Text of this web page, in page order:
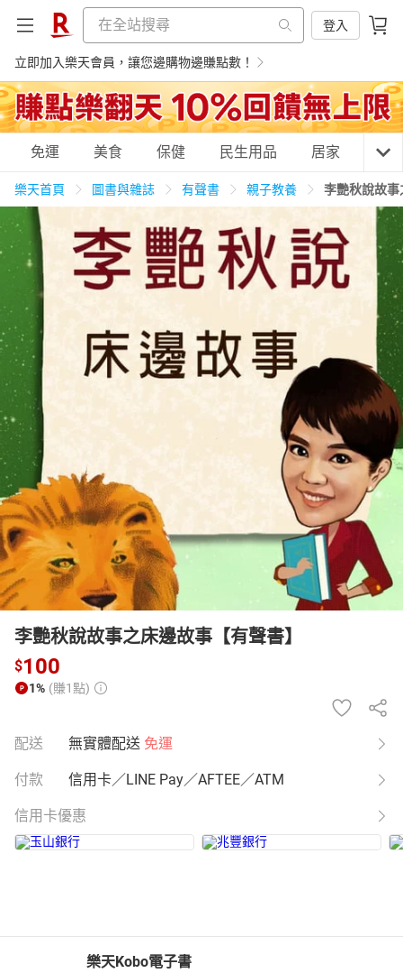
登入
立即加入樂天會員，讓您邊購物邊賺點數！
購物網分類
天天免運 美食蛋糕 養生保健 民生用品
居家生活
情趣用品
日本購物
免運 美食 保健 民生用品 居家 3C
樂天首頁 圖書與雜誌 有聲書 親子教養 李艷秋說故
李艷秋說故事之床邊故事【有聲書】
$100
1% (賺1點)
配送 無實體配送 免運
付款 信用卡／LINE Pay／AFTEE／ATM
信用卡優惠
樂天Kobo電子書